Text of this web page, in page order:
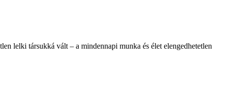
lelki társukká vált – a mindennapi munka és élet elengedhetetlen